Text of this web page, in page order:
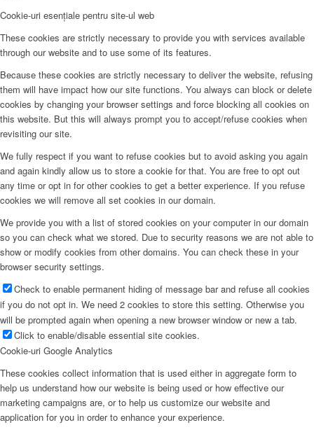
Cookie-uri esențiale pentru site-ul web
These cookies are strictly necessary to provide you with services available
through our website and to use some of its features.
Because these cookies are strictly necessary to deliver the website, refusing
them will have impact how our site functions. You always can block or delete
cookies by changing your browser settings and force blocking all cookies on
this website. But this will always prompt you to accept/refuse cookies when
revisiting our site.
We fully respect if you want to refuse cookies but to avoid asking you again
and again kindly allow us to store a cookie for that. You are free to opt out
any time or opt in for other cookies to get a better experience. If you refuse
cookies we will remove all set cookies in our domain.
We provide you with a list of stored cookies on your computer in our domain
so you can check what we stored. Due to security reasons we are not able to
show or modify cookies from other domains. You can check these in your
browser security settings.
Check to enable permanent hiding of message bar and refuse all cookies
if you do not opt in. We need 2 cookies to store this setting. Otherwise you
will be prompted again when opening a new browser window or new a tab.
Click to enable/disable essential site cookies.
Cookie-uri Google Analytics
These cookies collect information that is used either in aggregate form to
help us understand how our website is being used or how effective our
marketing campaigns are, or to help us customize our website and
application for you in order to enhance your experience.